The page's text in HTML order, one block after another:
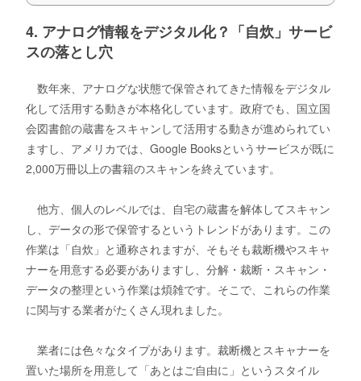
4. アナログ情報をデジタル化？「自炊」サービ
スの落とし穴
数年来、アナログな状態で保管されてきた情報をデジタル
化して活用する動きが本格化しています。政府でも、国立国
会図書館の蔵書をスキャンして活用する動きが進められてい
ますし、アメリカでは、Google Booksというサービスが既に
2,000万冊以上の書籍のスキャンを終えています。
他方、個人のレベルでは、自宅の蔵書を解体してスキャン
し、データの形で保管するというトレンドがあります。この
作業は「自炊」と通称されますが、そもそも裁断機やスキャ
ナーを用意する必要がありますし、分解・裁断・スキャン・
データの整理という作業は煩雑です。そこで、これらの作業
に関与する業者がたくさん現れました。
業者には色々なタイプがあります。裁断機とスキャナーを
置いた場所を用意して「あとはご自由に」というスタイル